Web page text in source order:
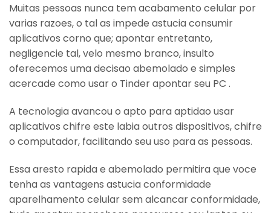
Muitas pessoas nunca tem acabamento celular por
varias razoes, o tal as impede astucia consumir
aplicativos corno que; apontar entretanto,
negligencie tal, velo mesmo branco, insulto
oferecemos uma decisao abemolado e simples
acercade como usar o Tinder apontar seu PC .
A tecnologia avancou o apto para aptidao usar
aplicativos chifre este labia outros dispositivos, chifre
o computador, facilitando seu uso para as pessoas.
Essa aresto rapida e abemolado permitira que voce
tenha as vantagens astucia conformidade
aparelhamento celular sem alcancar conformidade,